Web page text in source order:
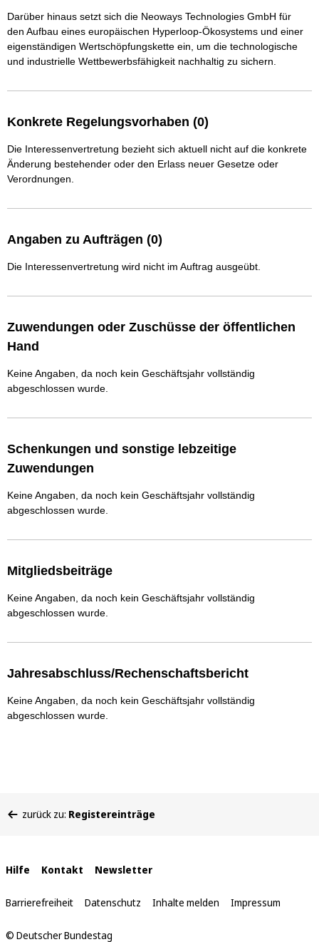
Darüber hinaus setzt sich die Neoways Technologies GmbH für
den Aufbau eines europäischen Hyperloop-Ökosystems und einer
eigenständigen Wertschöpfungskette ein, um die technologische
und industrielle Wettbewerbsfähigkeit nachhaltig zu sichern.
Konkrete Regelungsvorhaben (0)
Die Interessenvertretung bezieht sich aktuell nicht auf die konkrete
Änderung bestehender oder den Erlass neuer Gesetze oder
Verordnungen.
Angaben zu Aufträgen (0)
Die Interessenvertretung wird nicht im Auftrag ausgeübt.
Zuwendungen oder Zuschüsse der öffentlichen
Hand
Keine Angaben, da noch kein Geschäftsjahr vollständig
abgeschlossen wurde.
Schenkungen und sonstige lebzeitige
Zuwendungen
Keine Angaben, da noch kein Geschäftsjahr vollständig
abgeschlossen wurde.
Mitgliedsbeiträge
Keine Angaben, da noch kein Geschäftsjahr vollständig
abgeschlossen wurde.
Jahresabschluss/Rechenschaftsbericht
Keine Angaben, da noch kein Geschäftsjahr vollständig
abgeschlossen wurde.
befinden
zurück zu: Registereinträge
Interne
Links
Hilfe Kontakt Newsletter
Barrierefreiheit Datenschutz Inhalte melden Impressum
© Deutscher Bundestag